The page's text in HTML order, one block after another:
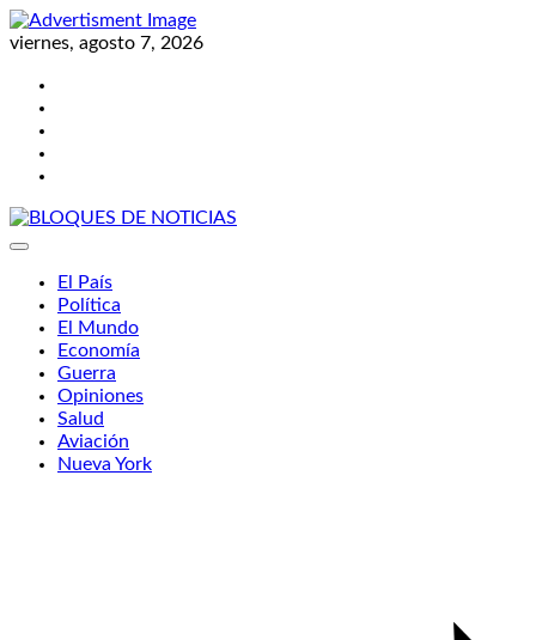
Skip
to
viernes, agosto 7, 2026
El País
Política
El Mundo
Economía
Guerra
Opiniones
Salud
Aviación
Nueva York